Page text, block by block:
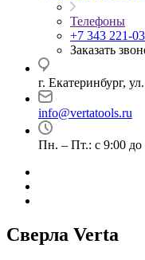
Телефоны
+7 343 221-
Заказать
г. Екатеринбург,
info@vertatools.ru
Пн. – Пт.: с 9:00 до
Сверла Verta